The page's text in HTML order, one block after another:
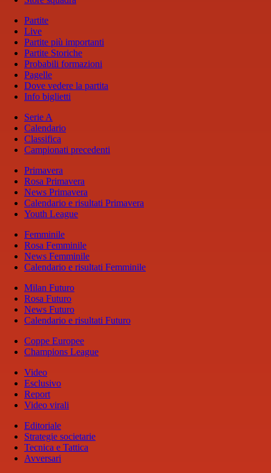
Partite
Live
Partite più importanti
Partite Storiche
Probabili formazioni
Pagelle
Dove vedere la partita
Info biglietti
Serie A
Calendario
Classifica
Campionati precedenti
Primavera
Rosa Primavera
News Primavera
Calendario e risultati Primavera
Youth League
Femminile
Rosa Femminile
News Femminile
Calendario e risultati Femminile
Milan Futuro
Rosa Futuro
News Futuro
Calendario e risultati Futuro
Coppe Europee
Champions League
Video
Esclusivo
Report
Video virali
Editoriale
Strategie societarie
Tecnica e Tattica
Avversari